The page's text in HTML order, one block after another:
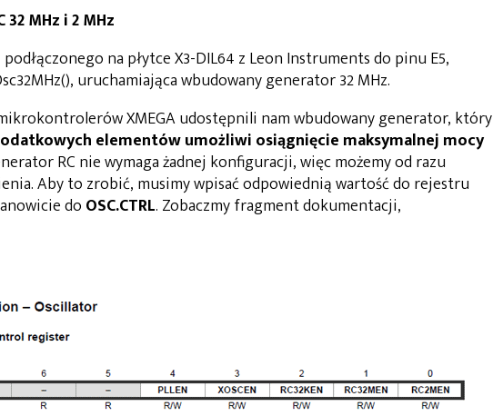
MHz i 2 MHz
na płytce X3-DIL64 z Leon Instruments do pinu E5,
uruchamiająca wbudowany generator 32 MHz.
XMEGA udostępnili nam wbudowany generator, który
elementów umożliwi osiągnięcie maksymalnej mocy
RC nie wymaga żadnej konfiguracji, więc możemy od razu
Aby to zrobić, musimy wpisać odpowiednią wartość do rejestru
doOSC.CTRL. Zobaczmy fragment dokumentacji,